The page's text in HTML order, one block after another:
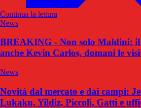
Continua la lettura
News
BREAKING - Non solo Maldini: il
anche Kevin Carlos, domani le
News
Novità dal mercato e dai campi:
Lukaku, Yildiz, Piccoli, Gatti e